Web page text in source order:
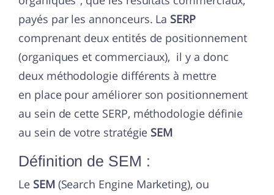
payés par les annonceurs. La SERP
comprenant deux entités de positionnement
(organiques et commerciaux), il y a donc
deux méthodologie différents à mettre
en place pour améliorer son positionnement
au sein de cette SERP, méthodologie définie
au sein de votre stratégie SEM
Définition de SEM :
Le SEM(Search Engine Marketing), ou